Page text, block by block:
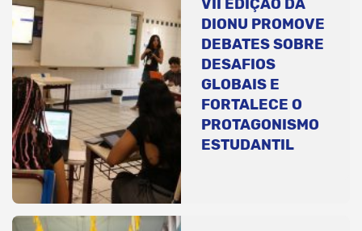
VII EDIÇÃO DA
DIONU PROMOVE
DEBATES SOBRE
DESAFIOS
GLOBAIS E
FORTALECE O
PROTAGONISMO
ESTUDANTIL